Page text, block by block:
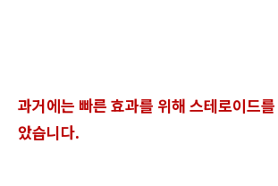
과거에는 빠른 효과를 위해 스테로이드
았습니다.